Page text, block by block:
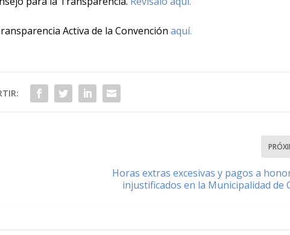
Activa de la Convención aquí.
Horas extras excesivas y pagos a
injustificados en la Municipalidad de